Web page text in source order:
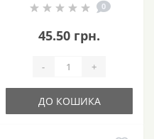
0
45.50 грн.
- +
ДО КОШИКА